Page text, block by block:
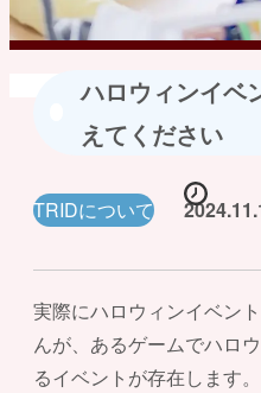
ハロウィンイベ
えてください
TRIDについて
実際にハロウィンイベン
んが、あるゲームでハロ
るイベントが存在しま